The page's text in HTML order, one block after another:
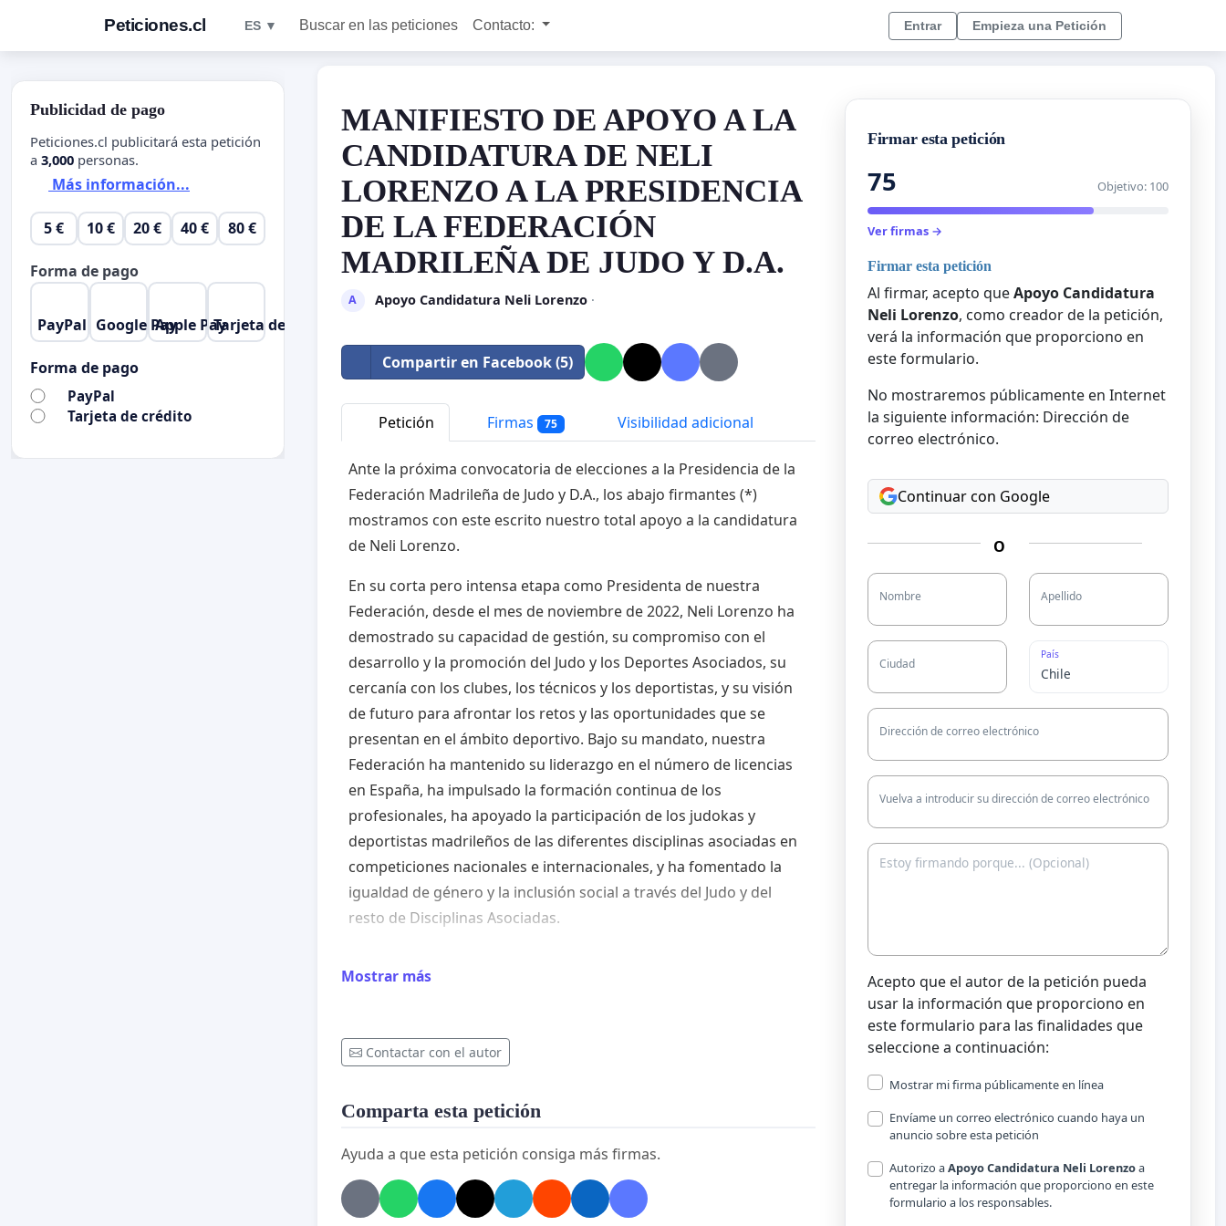
Peticiones.cl ES ▼ Buscar en las peticiones Contacto: Entrar Empieza una Petición
MANIFIESTO DE APOYO A LA
CANDIDATURA DE NELI
LORENZO A LA PRESIDENCIA
DE LA FEDERACIÓN
MADRILEÑA DE JUDO Y D.A.
A Apoyo Candidatura Neli Lorenzo·
Compartir en Facebook (5)
Petición Firmas 75 Visibilidad adicional
Ante la próxima convocatoria de elecciones a la Presidencia de la
Federación Madrileña de Judo y D.A., los abajo firmantes (*)
mostramos con este escrito nuestro total apoyo a la candidatura
de Neli Lorenzo.
En su corta pero intensa etapa como Presidenta de nuestra
Federación, desde el mes de noviembre de 2022, Neli Lorenzo ha
demostrado su capacidad de gestión, su compromiso con el
desarrollo y la promoción del Judo y los Deportes Asociados, su
cercanía con los clubes, los técnicos y los deportistas, y su visión
de futuro para afrontar los retos y las oportunidades que se
presentan en el ámbito deportivo. Bajo su mandato, nuestra
Federación ha mantenido su liderazgo en el número de licencias
en España, ha impulsado la formación continua de los
profesionales, ha apoyado la participación de los judokas y
deportistas madrileños de las diferentes disciplinas asociadas en
competiciones nacionales e internacionales, y ha fomentado la
igualdad de género y la inclusión social a través del Judo y del
resto de Disciplinas Asociadas.
Federación en diferentes ámbitos de gestión, su demostrada
que, con Neli Lorenzo como Presidenta, nuestra Federación
seguirá siendo un referente dentro del Judo español y potenciará
de Madrid.
Madrid, febrero de 2024
Mostrar más
Contactar con el autor
Comparta esta petición
Ayuda a que esta petición consiga más firmas.
Firmar esta petición
75 Objetivo: 100
Ver firmas →
Firmar esta petición
Al firmar, acepto queApoyo Candidatura
Neli Lorenzo, como creador de la petición,
verá la información que proporciono en
este formulario.
No mostraremos públicamente en Internet
la siguiente información: Dirección de
correo electrónico.
Continuar con Google
O
Nombre Apellido
Ciudad
País
Dirección de correo electrónico
Vuelva a introducir su dirección de correo electrónico
Acepto que el autor de la petición pueda
usar la información que proporciono en
este formulario para las finalidades que
seleccione a continuación:
Mostrar mi firma públicamente en línea
Envíame un correo electrónico cuando haya un
anuncio sobre esta petición
Autorizo aApoyo Candidatura Neli Lorenzoa
entregar la información que proporciono en este
formulario a los responsables.
Publicidad de pago
Peticiones.cl publicitará esta petición
a 3,000 personas.
Más información...
5 € 10 € 20 € 40 € 80 €
Forma de pago
PayPal Google PayApple PayTarjeta de crédito
Forma de pago
PayPal
Tarjeta de crédito